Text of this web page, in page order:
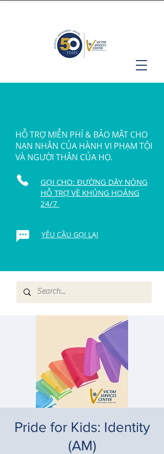
HỖ TRỢ MIỄN PHÍ & BẢO MẬT CHO
NẠN NHÂN CỦA HÀNH VI PHẠM TỘI
VÀ NGƯỜI THÂN CỦA HỌ.
GỌI CHO: ĐƯỜNG DÂY NÓNG
HỖ TRỢ VỀ KHỦNG HOẢNG
24/7
YÊU CẦU GỌI LẠI
Pride for Kids: Identity
(AM)